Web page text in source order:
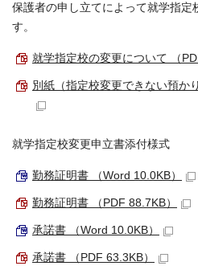
保護者の申し立てによって就学指定
す。
就学指定校の変更について （
別紙（指定校変更できない預か
就学指定校変更申立書添付様式
勤務証明書 （Word 10.0KB）
勤務証明書 （PDF 88.7KB）
承諾書 （Word 10.0KB）
承諾書 （PDF 63.3KB）